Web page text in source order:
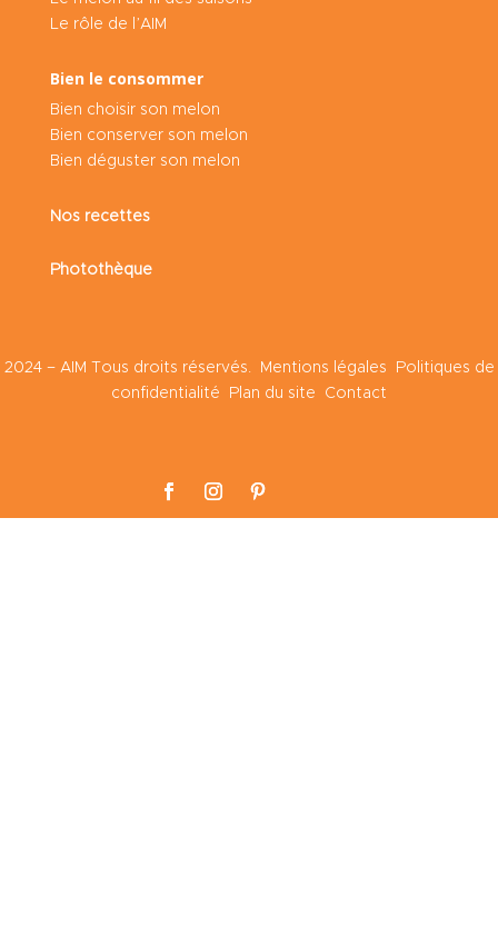
Le rôle de l’AIM
Bien le consommer
Bien choisir son melon
Bien conserver son melon
Bien déguster son melon
Nos recettes
Photothèque
2024 – AIM Tous droits réservés. Mentions légales
Politiques de
confidentialité
Plan du site Contact